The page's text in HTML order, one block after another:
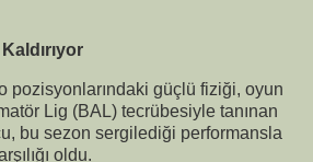
pozisyonlarındaki güçlü fiziği, oyun
Lig (BAL) tecrübesiyle tanınan
bu sezon sergilediği performansla
oldu.